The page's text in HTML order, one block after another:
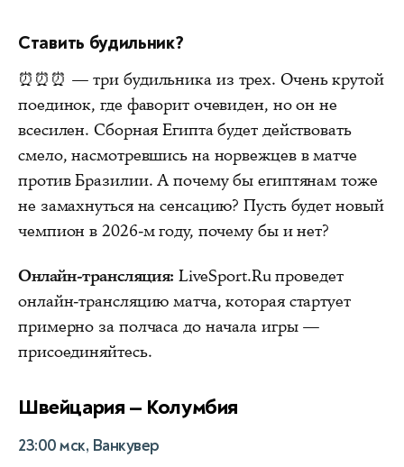
Ставить будильник?
⏰⏰⏰ — три будильника из трех. Очень крутой
поединок, где фаворит очевиден, но он не
всесилен. Сборная Египта будет действовать
смело, насмотревшись на норвежцев в матче
против Бразилии. А почему бы египтянам тоже
не замахнуться на сенсацию? Пусть будет новый
чемпион в 2026-м году, почему бы и нет?
Онлайн-трансляция: LiveSport.Ru проведет
онлайн-трансляцию матча, которая стартует
примерно за полчаса до начала игры —
присоединяйтесь.
Швейцария — Колумбия
23:00 мск, Ванкувер